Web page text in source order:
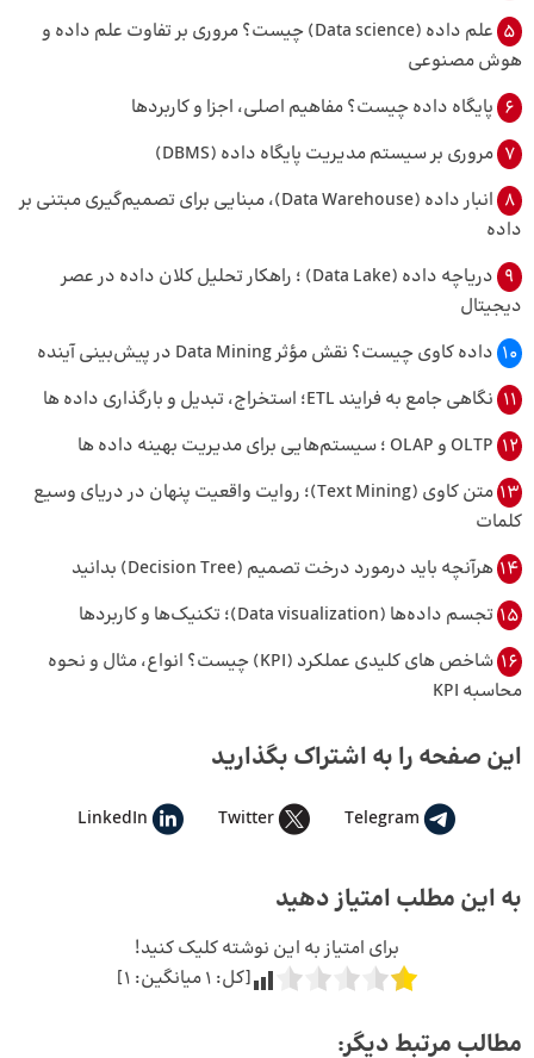
5
علم داده (Data science) چیست؟ مروری بر تفاوت علم داده و
هوش مصنوعی
6 پایگاه داده چیست؟ مفاهیم اصلی، اجزا و کاربردها
7 مروری بر سیستم مدیریت پایگاه داده (DBMS)
8
انبار داده (Data Warehouse)، مبنایی برای تصمیم‌گیری مبتنی بر
داده
9
دریاچه داده (Data Lake) ؛ راهکار تحلیل کلان داده در عصر
دیجیتال
10 داده کاوی چیست؟ نقش مؤثر Data Mining در پیش‌بینی آینده
11 نگاهی جامع به فرایند ETL؛ استخراج، تبدیل و بارگذاری داده ها
12
13
متن کاوی (Text Mining)؛ روایت واقعیت پنهان در دریای وسیع
کلمات
14 هرآنچه باید درمورد درخت تصمیم (Decision Tree) بدانید
15 تجسم داده‌ها (Data visualization)؛ تکنیک‌ها و کاربردها
16
شاخص‌ های کلیدی عملکرد (KPI) چیست؟ انواع، مثال و نحوه
محاسبه KPI
این صفحه را به اشتراک بگذارید
Telegram
Twitter
LinkedIn
به این مطلب امتیاز دهید
برای امتیاز به این نوشته کلیک کنید!
[کل: 1میانگین: 1
]
مطالب مرتبط دیگر: